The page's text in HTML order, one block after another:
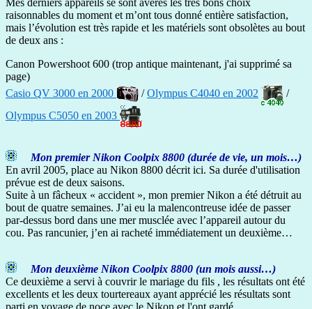
Mes derniers appareils se sont avérés les très bons choix
raisonnables du moment et m’ont tous donné entière satisfaction,
mais l’évolution est très rapide et les matériels sont obsolètes au bout
de deux ans :
Canon Powershoot 600 (trop antique maintenant, j'ai supprimé sa
page)
Casio QV 3000 en 2000
/Olympus C4040 en 2002
/
Olympus C5050 en 2003
Mon premier Nikon Coolpix 8800 (durée de vie, un mois…)
En avril 2005, place au Nikon 8800 décrit ici. Sa durée d'utilisation
prévue est de deux saisons.
Suite à un fâcheux « accident », mon premier Nikon a été détruit au
bout de quatre semaines. J’ai eu la malencontreuse idée de passer
par-dessus bord dans une mer musclée avec l’appareil autour du
cou. Pas rancunier, j’en ai racheté immédiatement un deuxième…
Mon deuxième Nikon Coolpix 8800 (un mois aussi…)
Ce deuxième a servi à couvrir le mariage du fils , les résultats ont été
excellents et les deux tourtereaux ayant apprécié les résultats sont